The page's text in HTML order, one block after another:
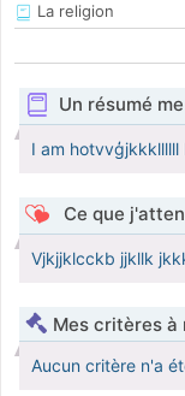
La religion
Un résumé
I am hotvvģjkkkllllll
Ce que
Vjkjjklcckb jjkllk
Mes critères à
Aucun critère n'a